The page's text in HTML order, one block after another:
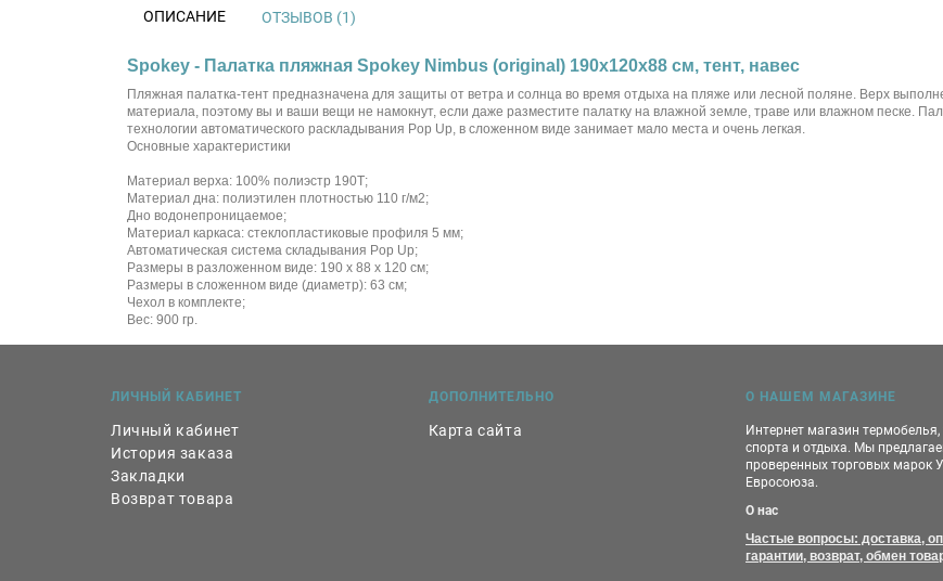
ОПИСАНИЕ ОТЗЫВОВ (1)
Spokey - Палатка пляжная Spokey Nimbus (original) 190x120x88 см, тент, навес
Пляжная палатка-тент предназначена для защиты от ветра и солнца во время отдыха на пляже или лесной поляне. Верх
материала, поэтому вы и ваши вещи не намокнут, если даже разместите палатку на влажной земле, траве или влажном песке.
технологии автоматического раскладывания Pop Up, в сложенном виде занимает мало места и очень легкая.
Основные характеристики
Материал верха: 100% полиэстр 190Т;
Материал дна: полиэтилен плотностью 110 г/м2;
Дно водонепроницаемое;
Материал каркаса: стеклопластиковые профиля 5 мм;
Автоматическая система складывания Pop Up;
Размеры в разложенном виде: 190 х 88 х 120 см;
Размеры в сложенном виде (диаметр): 63 см;
Чехол в комплекте;
Вес: 900 гр.
ЛИЧНЫЙ КАБИНЕТ
Личный кабинет
История заказа
Закладки
Возврат товара
ДОПОЛНИТЕЛЬНО
Карта сайта
О НАШЕМ МАГАЗИНЕ
Интернет магазин
спорта и отдыха. Мы
проверенных торговых марок
Евросоюза.
О нас
Частые вопросы: доставка,
гарантии, возврат, обмен